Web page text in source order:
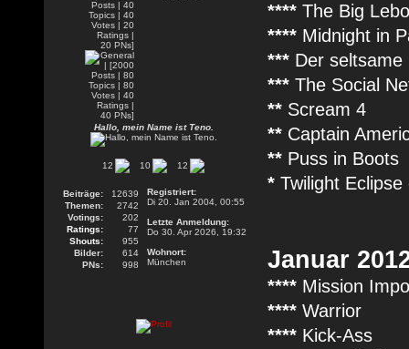
Hallo, mein Name ist Teno.
12 10 12
Beiträge:
12639
Themen:
2742
Votings:
202
Ratings:
77
Shouts:
955
Bilder:
614
PNs:
998
Registriert:
Di 20. Jan 2004, 00:55
Letzte Anmeldung:
Do 30. Apr 2026, 19:32
Wohnort:
München
**** The Big
**** Midnight in
*** Der seltsame
*** The Social
** Scream 4
** Captain
** Puss in Boots
* Twilight Eclipse
Januar
**** Mission
**** Warrior
**** Kick-Ass